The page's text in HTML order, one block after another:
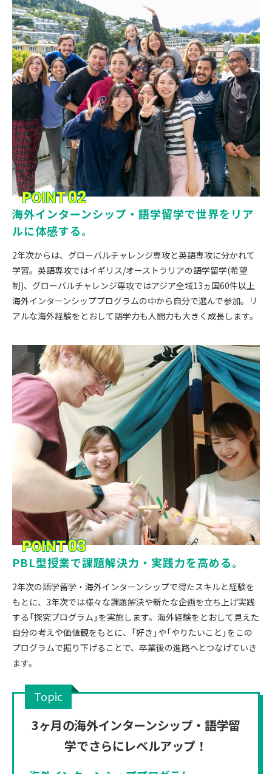
POINT02
海外インターンシップ・語学留学で世界をリア
ルに体感する。
2年次からは、グローバルチャレンジ専攻と英語専攻に分かれて
学習。英語専攻ではイギリス/オーストラリアの語学留学(希望
制)、グローバルチャレンジ専攻ではアジア全域13ヵ国60件以上
海外インターンシッププログラムの中から自分で選んで参加。リ
アルな海外経験をとおして語学力も人間力も大きく成長します。
POINT03
PBL型授業で課題解決力・実践力を高める。
2年次の語学留学・海外インターンシップで得たスキルと経験を
もとに、3年次では様々な課題解決や新たな企画を立ち上げ実践
する「探究プログラム」を実施します。海外経験をとおして見えた
自分の考えや価値観をもとに、「好き」や「やりたいこと」をこの
プログラムで掘り下げることで、卒業後の進路へとつなげていき
ます。
Topic
3ヶ月の海外インターンシップ・語学留
学でさらにレベルアップ！